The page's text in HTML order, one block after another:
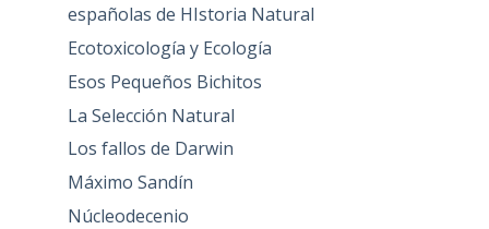
españolas de HIstoria Natural
Ecotoxicología y Ecología
Esos Pequeños Bichitos
La Selección Natural
Los fallos de Darwin
Máximo Sandín
Núcleodecenio